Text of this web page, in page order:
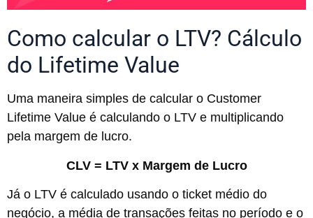
Como calcular o LTV? Cálculo
do Lifetime Value
Uma maneira simples de calcular o Customer
Lifetime Value é calculando o LTV e multiplicando
pela margem de lucro.
CLV = LTV x Margem de Lucro
Já o LTV é calculado usando o ticket médio do
negócio, a média de transações feitas no período e o